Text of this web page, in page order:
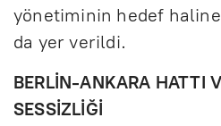
yönetiminin hedef
da yer verildi.
BERLİN-ANKARA HATTI
SESSİZLİĞİ